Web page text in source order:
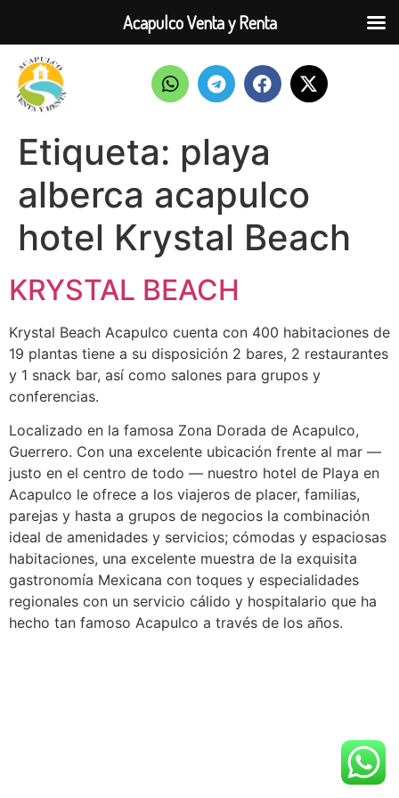
Etiqueta: playa
alberca acapulco
hotel Krystal Beach
KRYSTAL BEACH
Krystal Beach Acapulco cuenta con 400 habitaciones de
19 plantas tiene a su disposición 2 bares, 2 restaurantes
y 1 snack bar, así como salones para grupos y
conferencias.
Localizado en la famosa Zona Dorada de Acapulco,
Guerrero. Con una excelente ubicación frente al mar —
justo en el centro de todo — nuestro hotel de Playa en
Acapulco le ofrece a los viajeros de placer, familias,
parejas y hasta a grupos de negocios la combinación
ideal de amenidades y servicios; cómodas y espaciosas
habitaciones, una excelente muestra de la exquisita
gastronomía Mexicana con toques y especialidades
regionales con un servicio cálido y hospitalario que ha
hecho tan famoso Acapulco a través de los años.
Acapulco Venta y Renta